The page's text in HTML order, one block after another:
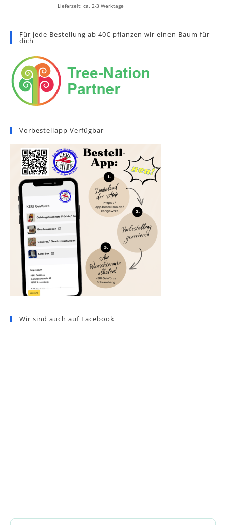
Lieferzeit: ca. 2-3 Werktage
Für jede Bestellung ab 40€ pflanzen wir einen Baum für
dich
Vorbestellapp Verfügbar
Wir sind auch auf Facebook